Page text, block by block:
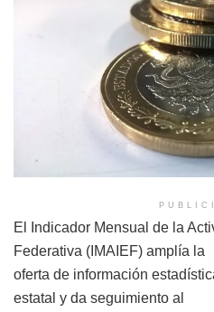
El Indicador Mensual de la
Federativa (IMAIEF) amplía la
oferta de información
estatal y da seguimiento al